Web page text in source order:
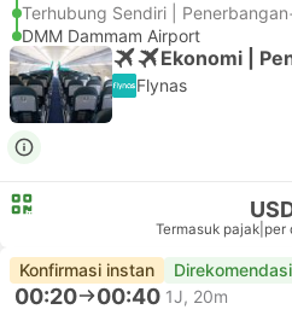
Terhubung Sendiri |
DMM Dammam Airport
Ekonomi |
Flynas
Termasuk pajak per
Konfirmasi instan
00:20 00:40 1J, 20m